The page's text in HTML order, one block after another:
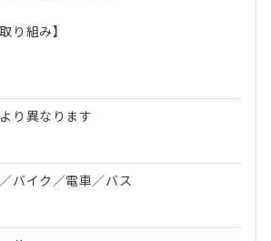
り組み】
り異なります
バイク／電車／バス